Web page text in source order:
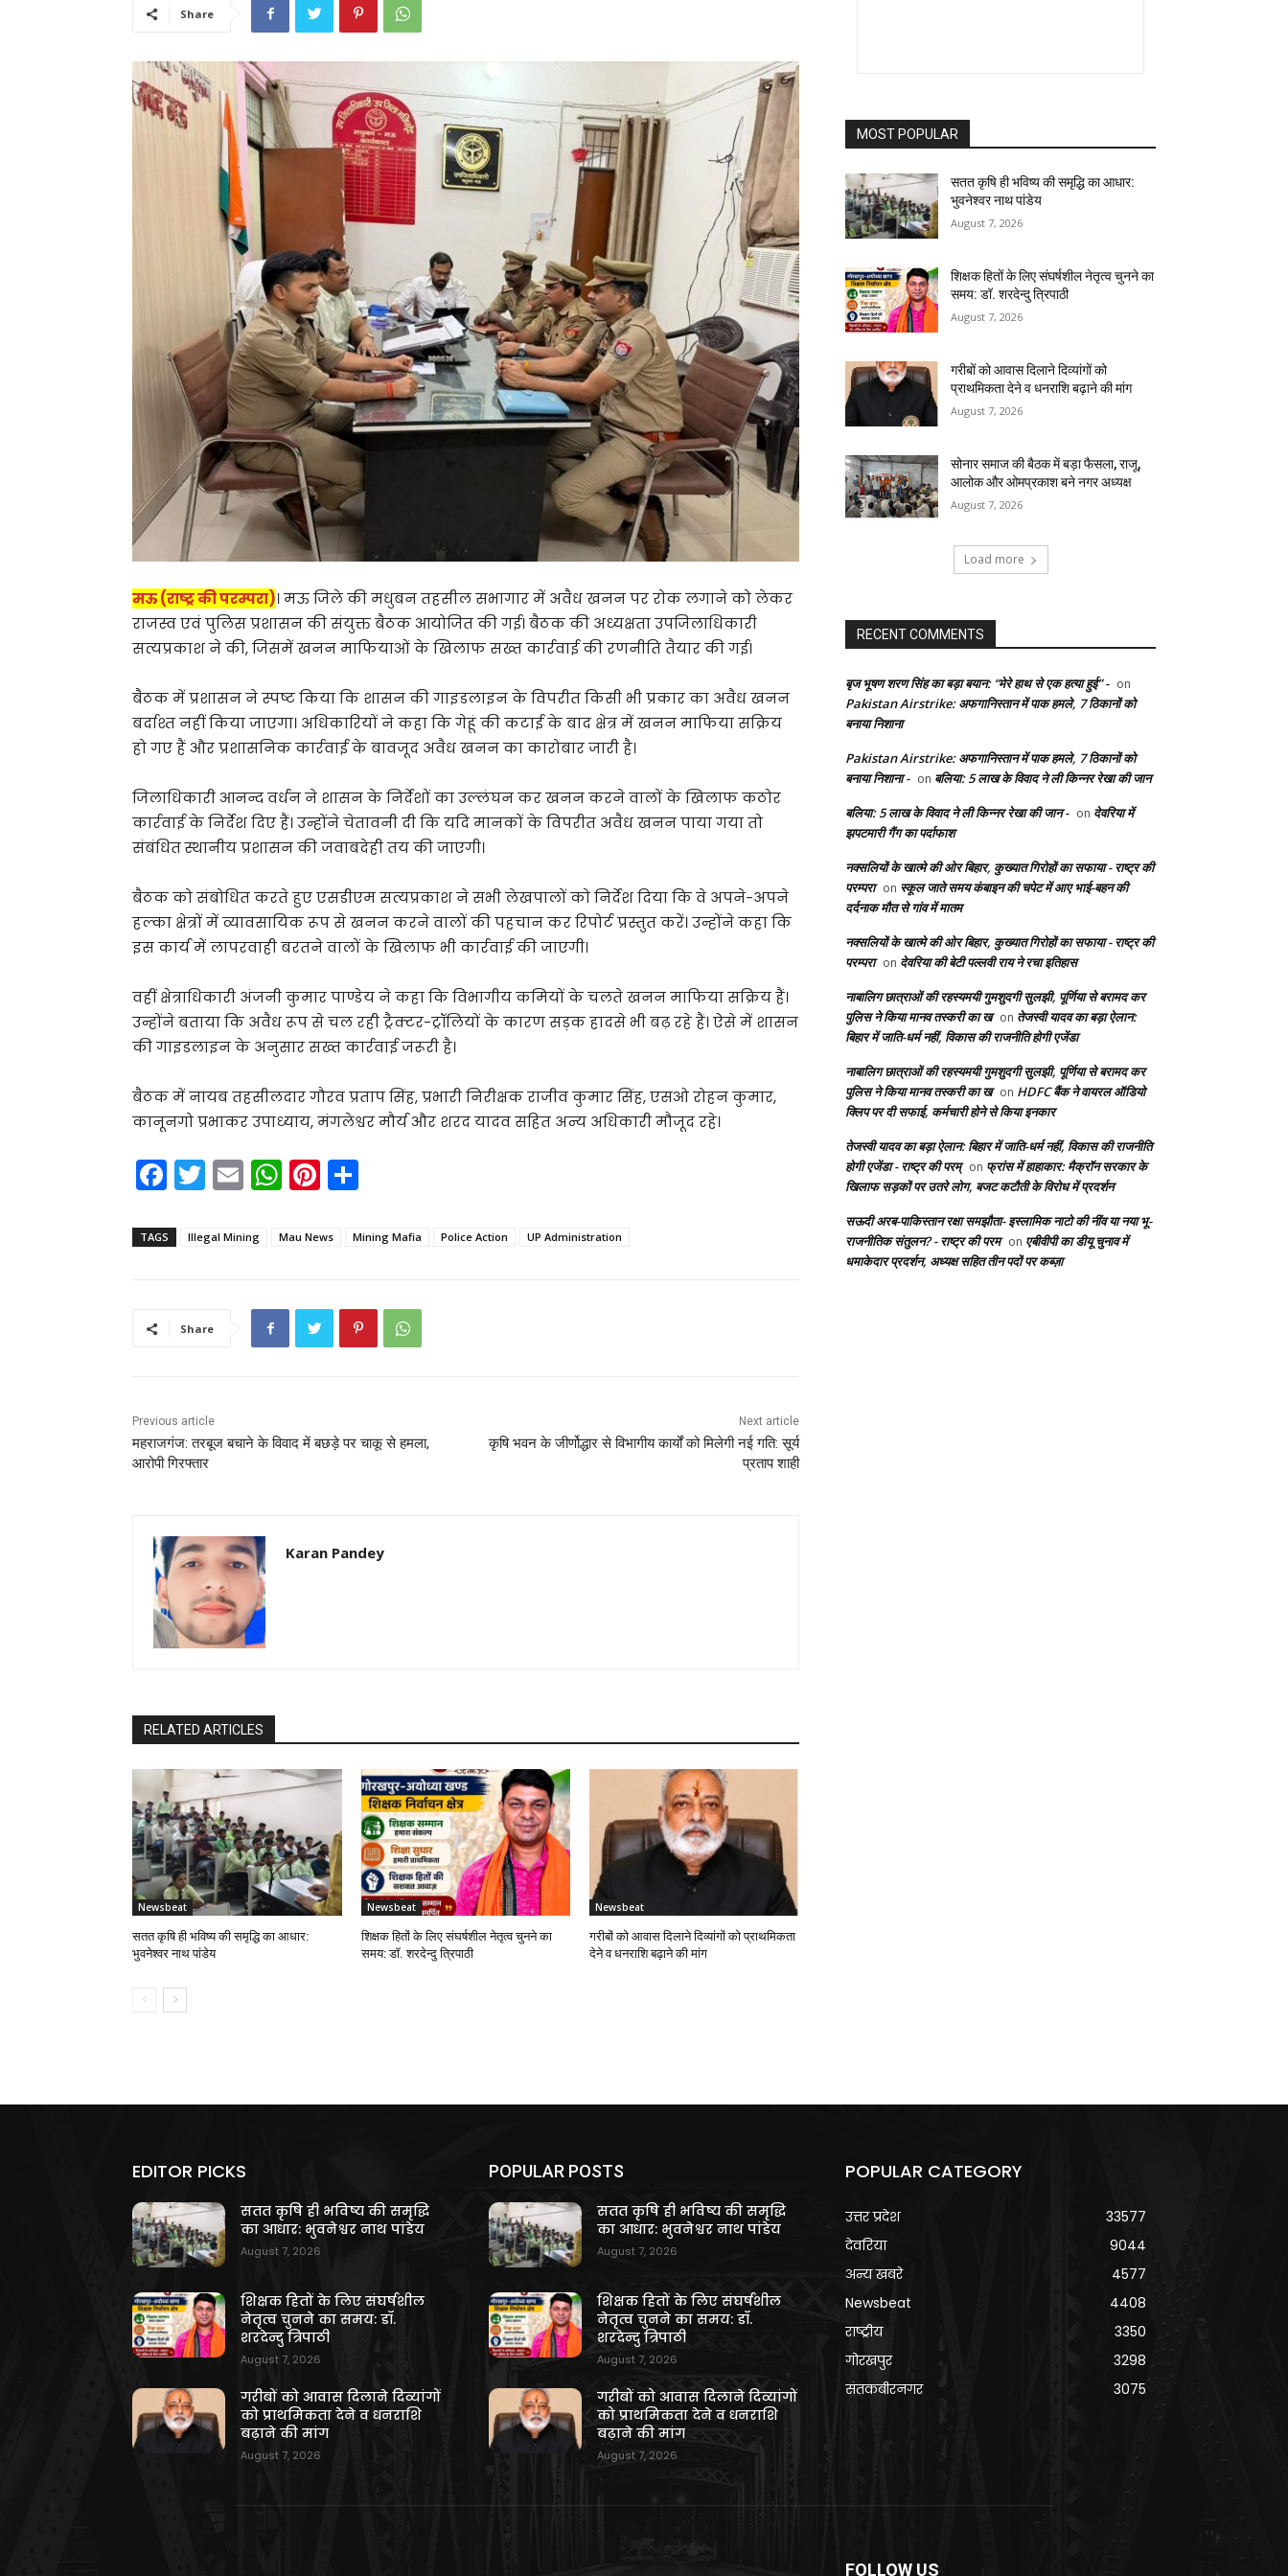
Share
मऊ (राष्ट्र की परम्परा)। मऊ जिले की मधुबन तहसील सभागार में अवैध खनन पर रोक लगाने को लेकर
राजस्व एवं पुलिस प्रशासन की संयुक्त बैठक आयोजित की गई। बैठक की अध्यक्षता उपजिलाधिकारी
सत्यप्रकाश ने की, जिसमें खनन माफियाओं के खिलाफ सख्त कार्रवाई की रणनीति तैयार की गई।
बैठक में प्रशासन ने स्पष्ट किया कि शासन की गाइडलाइन के विपरीत किसी भी प्रकार का अवैध खनन
बर्दाश्त नहीं किया जाएगा। अधिकारियों ने कहा कि गेहूं की कटाई के बाद क्षेत्र में खनन माफिया सक्रिय
हो गए हैं और प्रशासनिक कार्रवाई के बावजूद अवैध खनन का कारोबार जारी है।
जिलाधिकारी आनन्द वर्धन ने शासन के निर्देशों का उल्लंघन कर खनन करने वालों के खिलाफ कठोर
कार्रवाई के निर्देश दिए हैं। उन्होंने चेतावनी दी कि यदि मानकों के विपरीत अवैध खनन पाया गया तो
संबंधित स्थानीय प्रशासन की जवाबदेही तय की जाएगी।
बैठक को संबोधित करते हुए एसडीएम सत्यप्रकाश ने सभी लेखपालों को निर्देश दिया कि वे अपने-अपने
हल्का क्षेत्रों में व्यावसायिक रूप से खनन करने वालों की पहचान कर रिपोर्ट प्रस्तुत करें। उन्होंने कहा कि
इस कार्य में लापरवाही बरतने वालों के खिलाफ भी कार्रवाई की जाएगी।
वहीं क्षेत्राधिकारी अंजनी कुमार पाण्डेय ने कहा कि विभागीय कमियों के चलते खनन माफिया सक्रिय हैं।
उन्होंने बताया कि अवैध रूप से चल रही ट्रैक्टर-ट्रॉलियों के कारण सड़क हादसे भी बढ़ रहे हैं। ऐसे में शासन
की गाइडलाइन के अनुसार सख्त कार्रवाई जरूरी है।
बैठक में नायब तहसीलदार गौरव प्रताप सिंह, प्रभारी निरीक्षक राजीव कुमार सिंह, एसओ रोहन कुमार,
कानूनगो प्रभाकर उपाध्याय, मंगलेश्वर मौर्य और शरद यादव सहित अन्य अधिकारी मौजूद रहे।
F
a
c
o
T
w
itt
E
m
ai
W
h
a
A
p
Pi
nt
er
st
ar
TAGS Illegal Mining Mau News Mining Mafia Police Action UP Administration
Share
Previous article
महराजगंज: तरबूज बचाने के विवाद में बछड़े पर चाकू से हमला,
आरोपी गिरफ्तार
Next article
कृषि भवन के जीर्णोद्धार से विभागीय कार्यों को मिलेगी नई गति: सूर्य
प्रताप शाही
Karan Pandey
RELATED ARTICLES
Newsbeat
सतत कृषि ही भविष्य की समृद्धि का आधार:
भुवनेश्वर नाथ पांडेय
Newsbeat
शिक्षक हितों के लिए संघर्षशील नेतृत्व चुनने का
समय: डॉ. शरदेन्दु त्रिपाठी
Newsbeat
गरीबों को आवास दिलाने दिव्यांगों को प्राथमिकता
देने व धनराशि बढ़ाने की मांग
MOST POPULAR
सतत कृषि ही भविष्य की समृद्धि का आधार:
भुवनेश्वर नाथ पांडेय
August 7, 2026
शिक्षक हितों के लिए संघर्षशील नेतृत्व चुनने का
समय: डॉ. शरदेन्दु त्रिपाठी
August 7, 2026
गरीबों को आवास दिलाने दिव्यांगों को
प्राथमिकता देने व धनराशि बढ़ाने की मांग
August 7, 2026
सोनार समाज की बैठक में बड़ा फैसला, राजू,
आलोक और ओमप्रकाश बने नगर अध्यक्ष
August 7, 2026
Load more
RECENT COMMENTS
बृज भूषण शरण सिंह का बड़ा बयान: “मेरे हाथ से एक हत्या हुई” - on
Pakistan Airstrike: अफगानिस्तान में पाक हमले, 7 ठिकानों को
बनाया निशाना
Pakistan Airstrike: अफगानिस्तान में पाक हमले, 7 ठिकानों को
बनाया निशाना - on बलिया: 5 लाख के विवाद ने ली किन्नर रेखा की जान
बलिया: 5 लाख के विवाद ने ली किन्नर रेखा की जान - on देवरिया में
झपटमारी गैंग का पर्दाफाश
नक्सलियों के खात्मे की ओर बिहार, कुख्यात गिरोहों का सफाया - राष्ट्र की
परम्परा on स्कूल जाते समय कंबाइन की चपेट में आए भाई-बहन की
दर्दनाक मौत से गांव में मातम
नक्सलियों के खात्मे की ओर बिहार, कुख्यात गिरोहों का सफाया - राष्ट्र की
परम्परा on देवरिया की बेटी पल्लवी राय ने रचा इतिहास
नाबालिग छात्राओं की रहस्यमयी गुमशुदगी सुलझी, पूर्णिया से बरामद कर
पुलिस ने किया मानव तस्करी का ख on तेजस्वी यादव का बड़ा ऐलान:
बिहार में जाति-धर्म नहीं, विकास की राजनीति होगी एजेंडा
नाबालिग छात्राओं की रहस्यमयी गुमशुदगी सुलझी, पूर्णिया से बरामद कर
पुलिस ने किया मानव तस्करी का ख on HDFC बैंक ने वायरल ऑडियो
क्लिप पर दी सफाई, कर्मचारी होने से किया इनकार
तेजस्वी यादव का बड़ा ऐलान: बिहार में जाति-धर्म नहीं, विकास की राजनीति
होगी एजेंडा - राष्ट्र की परम् on फ्रांस में हाहाकार: मैक्रॉन सरकार के
खिलाफ सड़कों पर उतरे लोग, बजट कटौती के विरोध में प्रदर्शन
सऊदी अरब-पाकिस्तान रक्षा समझौता- इस्लामिक नाटो की नींव या नया भू-
राजनीतिक संतुलन? - राष्ट्र की परम on एबीवीपी का डीयू चुनाव में
धमाकेदार प्रदर्शन, अध्यक्ष सहित तीन पदों पर कब्ज़ा
EDITOR PICKS
सतत कृषि ही भविष्य की समृद्धि
का आधार: भुवनेश्वर नाथ पांडेय
August 7, 2026
शिक्षक हितों के लिए संघर्षशील
नेतृत्व चुनने का समय: डॉ.
शरदेन्दु त्रिपाठी
August 7, 2026
गरीबों को आवास दिलाने दिव्यांगों
को प्राथमिकता देने व धनराशि
बढ़ाने की मांग
August 7, 2026
POPULAR POSTS
सतत कृषि ही भविष्य की समृद्धि
का आधार: भुवनेश्वर नाथ पांडेय
August 7, 2026
शिक्षक हितों के लिए संघर्षशील
नेतृत्व चुनने का समय: डॉ.
शरदेन्दु त्रिपाठी
August 7, 2026
गरीबों को आवास दिलाने दिव्यांगों
को प्राथमिकता देने व धनराशि
बढ़ाने की मांग
August 7, 2026
POPULAR CATEGORY
उत्तर प्रदेश
33577
देवरिया
9044
अन्य खबरे
4577
Newsbeat
4408
राष्ट्रीय
3350
गोरखपुर
3298
संतकबीरनगर
3075
FOLLOW US